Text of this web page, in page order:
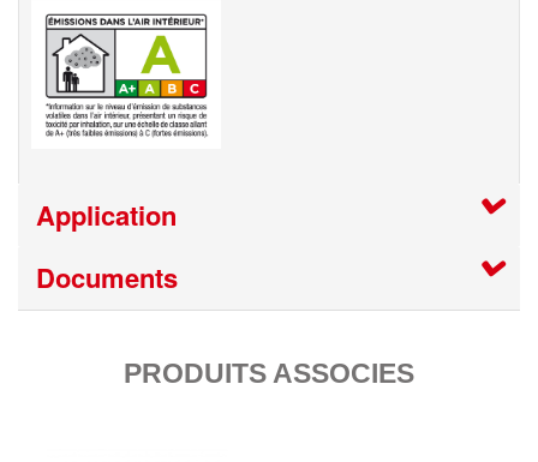
Application
Documents
PRODUITS ASSOCIES